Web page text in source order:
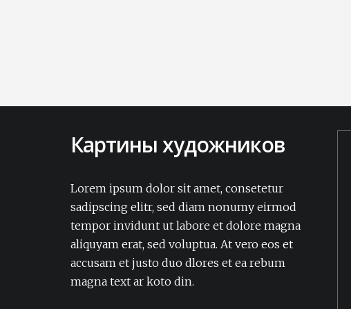
Картины художников
Lorem ipsum dolor sit amet, consetetur
sadipscing elitr, sed diam nonumy eirmod
tempor invidunt ut labore et dolore magna
aliquyam erat, sed voluptua. At vero eos et
accusam et justo duo dlores et ea rebum
magna text ar koto din.
Lorem ipsum dolor sit amet, consectetur
dignissimos ea eum, ex exercitationem
expedita iure laborum laudantium modi
non numquam pariatur rerum sapiente
soluta tempore vel.Lorem ipsum dolor sit
amet, consectetur adipisicing elit. Amet aut,
autem delectus dignissimos ea eum, ex